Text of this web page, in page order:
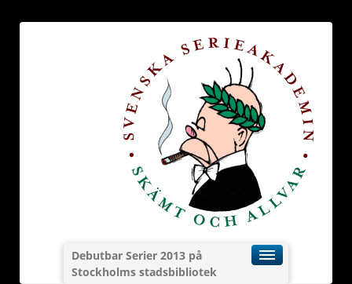
Debutbar Serier 2013 på
Stockholms stadsbibliotek